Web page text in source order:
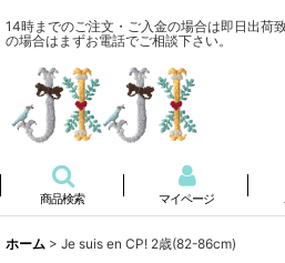
14時までのご注文・ご入金の場合は即日出荷
の場合はまずお電話でご相談下さい。
商品検索 マイページ
ホーム > Je suis en CP! 2歳(82-86cm)